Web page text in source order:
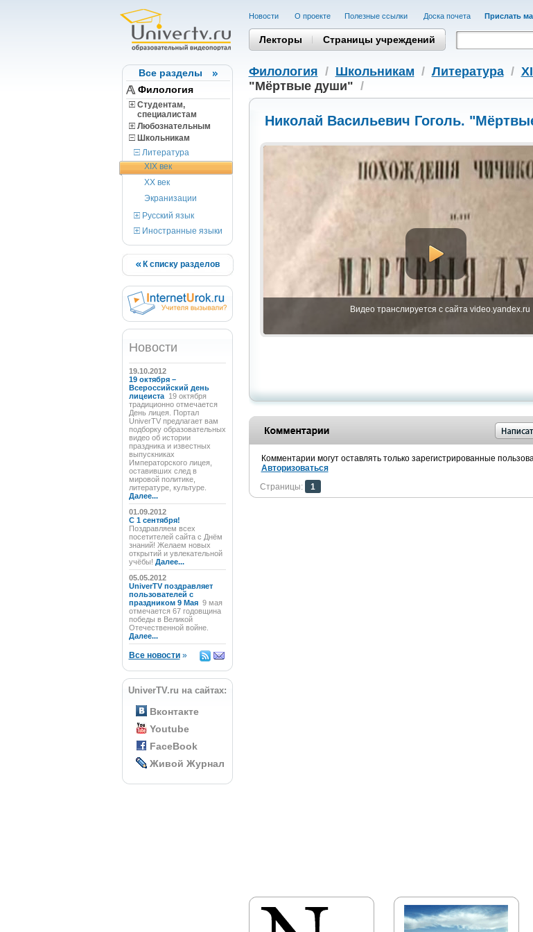
Все разделы
Филология
Студентам,
cпециалистам
Любознательным
Школьникам
Литература
XIX век
XX век
Экранизации
Русский язык
Иностранные языки
К списку разделов
Новости
19.10.2012
19 октября –
Всероссийский день
лицеиста 19 октября
традиционно отмечается
День лицея. Портал
UniverTV предлагает вам
подборку образовательных
видео об истории
праздника и известных
выпускниках
Императорского лицея,
оставивших след в
мировой политике,
литературе, культуре.
Далее...
01.09.2012
C 1 сентября!
Поздравляем всех
посетителей сайта с Днём
знаний! Желаем новых
открытий и увлекательной
учёбы! Далее...
05.05.2012
UniverTV поздравляет
пользователей с
праздником 9 Мая 9 мая
отмечается 67 годовщина
победы в Великой
Отечественной войне.
Далее...
Все новости»
UniverTV.ru на сайтах:
Вконтакте
Youtube
FaceBook
Живой Журнал
Новости О проекте Полезные cсылки Доска почета Прислать
Лекторы Страницы учреждений
Филология / Школьникам / Литература/
"Мёртвые души" /
Николай Васильевич Гоголь.
Видео транслируется с сайта video.yandex.ru
Комментарии могут оставлять только зарегистрированные
Авторизоваться
Страницы:
1